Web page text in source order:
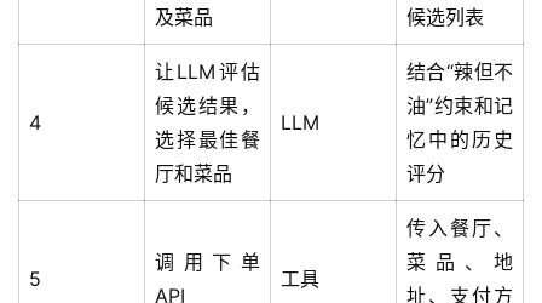
及菜品
候选列表
4
让LLM评估
候选结果，
选择最佳餐
厅和菜品
LLM
结合“辣但不
油”约束和记
忆中的历史
评分
5
调用下单
API
工具
传入餐厅、
菜品、地
址、支付方